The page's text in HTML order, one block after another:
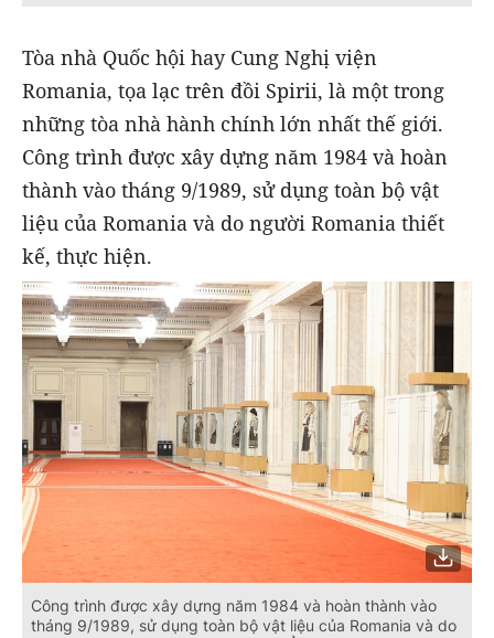
Tòa nhà Quốc hội hay Cung Nghị viện
Romania, tọa lạc trên đồi Spirii, là một trong
những tòa nhà hành chính lớn nhất thế giới.
Công trình được xây dựng năm 1984 và hoàn
thành vào tháng 9/1989, sử dụng toàn bộ vật
liệu của Romania và do người Romania thiết
kế, thực hiện.
Công trình được xây dựng năm 1984 và hoàn thành vào
tháng 9/1989, sử dụng toàn bộ vật liệu của Romania và do